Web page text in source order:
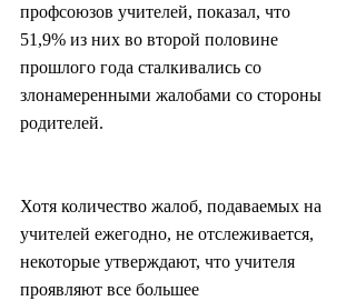
профсоюзов учителей, показал, что
51,9% из них во второй половине
прошлого года сталкивались со
злонамеренными жалобами со стороны
родителей.
Хотя количество жалоб, подаваемых на
учителей ежегодно, не отслеживается,
некоторые утверждают, что учителя
проявляют все большее